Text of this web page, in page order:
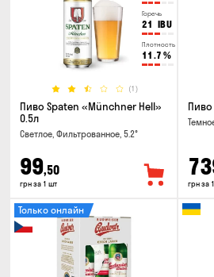
Горечь
21 IBU
Плотность
11.7 %
(1)
Пиво Spaten «Münchner Hell»
0.5л
Светлое, Фильтрованное, 5.2°
99,50
грн за 1 шт грн за
Только онлайн